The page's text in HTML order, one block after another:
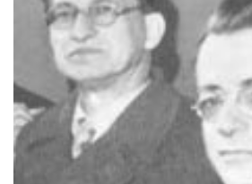
ricominciando dall'inizio. E
obbligo, perchè noi siamo
continua [...] coloro…